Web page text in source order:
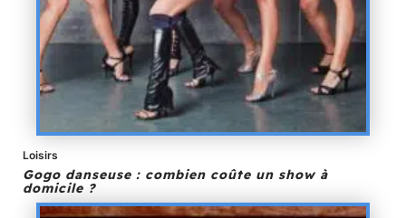
Loisirs
Gogo danseuse : combien coûte un show à
domicile ?